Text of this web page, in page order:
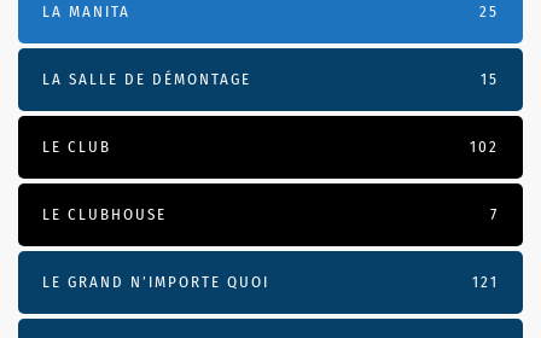
LA MANITA 25
LA SALLE DE DÉMONTAGE 15
LE CLUB 102
LE CLUBHOUSE 7
LE GRAND N’IMPORTE QUOI 121